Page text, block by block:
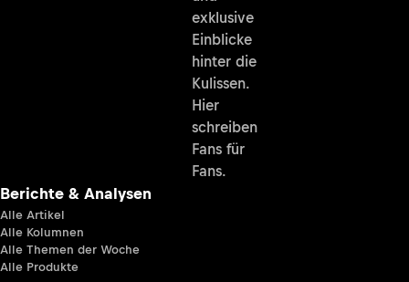
exklusive
Einblicke
hinter die
Kulissen.
Hier
schreiben
Fans für
Fans.
Berichte & Analysen
Alle Artikel
Alle Kolumnen
Alle Themen der Woche
Alle Produkte